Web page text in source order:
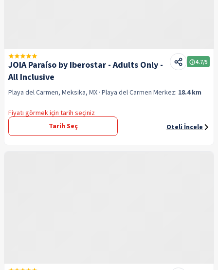
JOIA Paraíso by Iberostar - Adults Only -
All Inclusive
4.7/5
Playa del Carmen, Meksika, MX · Playa del Carmen Merkez: 18.4 km
Fiyatı görmek için tarih seçiniz
Tarih Seç
Oteli İncele